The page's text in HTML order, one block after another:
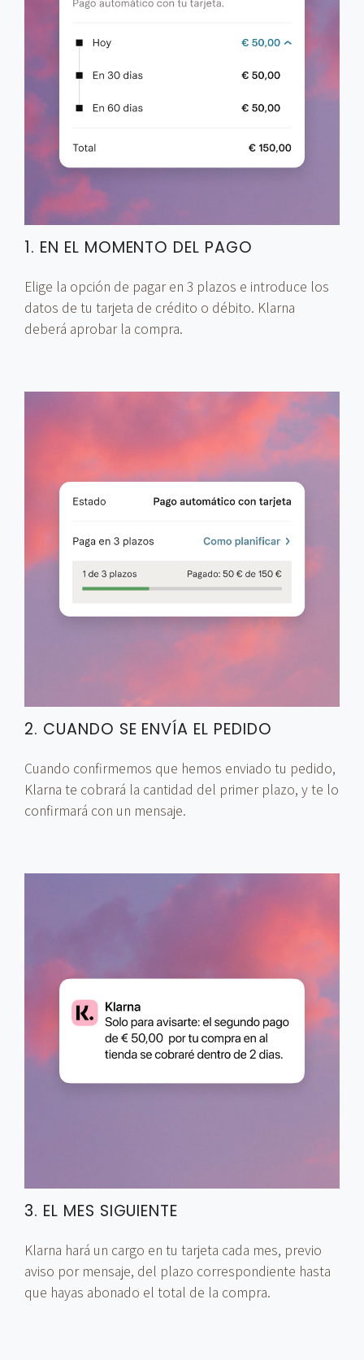
1. EN EL MOMENTO DEL PAGO
Elige la opción de pagar en 3 plazos e introduce los
datos de tu tarjeta de crédito o débito. Klarna
deberá aprobar la compra.
2. CUANDO SE ENVÍA EL PEDIDO
Cuando confirmemos que hemos enviado tu pedido,
Klarna te cobrará la cantidad del primer plazo, y te lo
confirmará con un mensaje.
3. EL MES SIGUIENTE
Klarna hará un cargo en tu tarjeta cada mes, previo
aviso por mensaje, del plazo correspondiente hasta
que hayas abonado el total de la compra.